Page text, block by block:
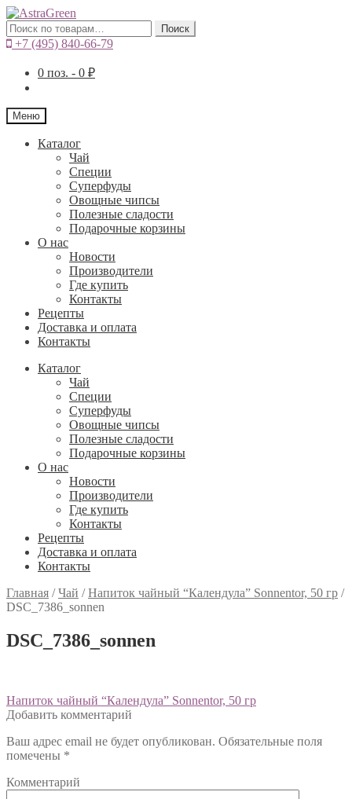
Искать: Поиск
+7 (495) 840-66-79
0 поз. - 0 ₽
Меню
Каталог
Чай
Специи
Cуперфуды
Овощные чипсы
Полезные сладости
Подарочные корзины
О нас
Новости
Производители
Где купить
Контакты
Рецепты
Доставка и оплата
Контакты
Каталог
Чай
Специи
Cуперфуды
Овощные чипсы
Полезные сладости
Подарочные корзины
О нас
Новости
Производители
Где купить
Контакты
Рецепты
Доставка и оплата
Контакты
Главная /Чай /Напиток чайный “Календула” Sonnentor, 50 гр /
DSC_7386_sonnen
DSC_7386_sonnen
Навигация
по
записям
Предыдущий:
Напиток чайный “Календула” Sonnentor, 50 гр
Добавить комментарий
Ваш адрес email не будет опубликован. Обязательные поля
помечены *
Комментарий